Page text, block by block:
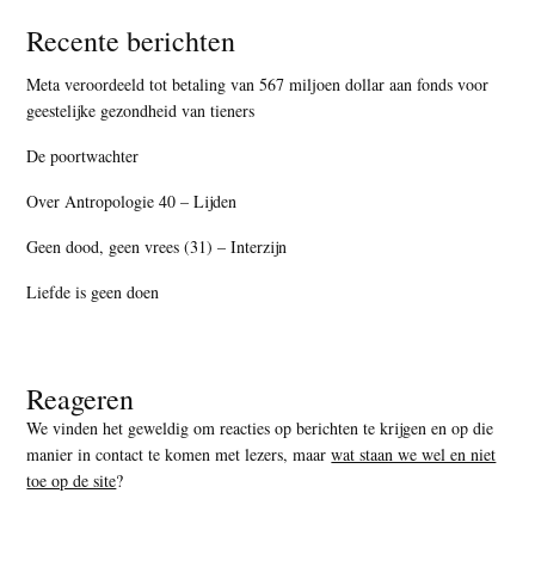
Recente berichten
Meta veroordeeld tot betaling van 567 miljoen dollar aan fonds voor
geestelijke gezondheid van tieners
De poortwachter
Over Antropologie 40 – Lijden
Geen dood, geen vrees (31) – Interzijn
Liefde is geen doen
Reageren
We vinden het geweldig om reacties op berichten te krijgen en op die
manier in contact te komen met lezers, maarwat staan we wel en niet
toe op de site?